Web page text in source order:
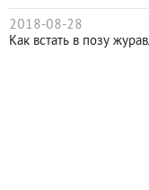
2018-08-28
Как встать в позу